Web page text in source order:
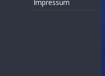
Impressum